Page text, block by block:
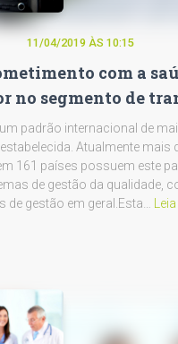
11/04/2019 ÀS 10:15
com a
no segmento de
um padrão internacional de
Atualmente mais
161 países possuem este
de gestão da qualidade,
de gestão em geral.Esta…